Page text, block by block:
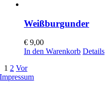
Weißburgunder
€ 9,00
In den Warenkorb Details
1 2 Vor
Impressum